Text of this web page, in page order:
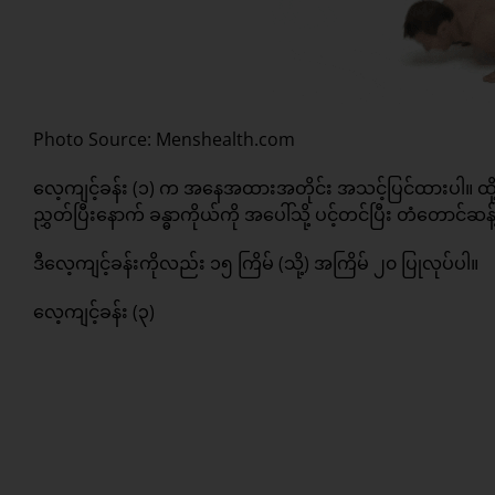
Photo Source: Menshealth.com
လေ့ကျင့်ခန်း (၁) က အနေအထားအတိုင်း အသင့်ပြင်ထားပါ။
ညွှတ်ပြီးနောက် ခန္ဓာကိုယ်ကို အပေါ်သို့ ပင့်တင်ပြီး တံတော
ဒီလေ့ကျင့်ခန်းကိုလည်း ၁၅ ကြိမ် (သို့) အကြိမ် ၂၀ ပြုလုပ်ပါ။
လေ့ကျင့်ခန်း (၃)